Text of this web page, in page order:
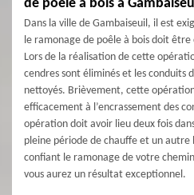
de poêle à bois à
Dans la ville de Gambaiseuil, il est
le ramonage de poêle à bois doit
Lors de la réalisation de cette
cendres sont éliminés et les conduits
nettoyés. Brièvement, cette
efficacement à l’encrassement des
opération doit avoir lieu deux fois
pleine période de chauffe et un autre
confiant le ramonage de votre
vous aurez un résultat exceptionnel.